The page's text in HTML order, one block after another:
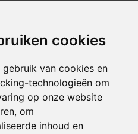
cookies
gebruik van cookies en
technologieën om
op onze website
om
inhoud en